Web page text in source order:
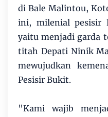
di Bale Malintou,
ini, milenial pesisir
yaitu menjadi garda
titah Depati Ninik
mewujudkan
Pesisir Bukit.
"Kami wajib